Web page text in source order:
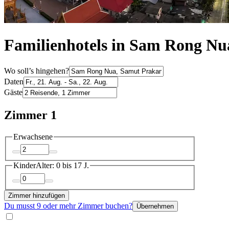
Familienhotels in Sam Rong
Wo soll’s hingehen?
Daten
Gäste
Zimmer 1
Erwachsene
KinderAlter: 0 bis 17 J.
Zimmer hinzufügen
Du musst 9 oder mehr Zimmer buchen? Übernehmen